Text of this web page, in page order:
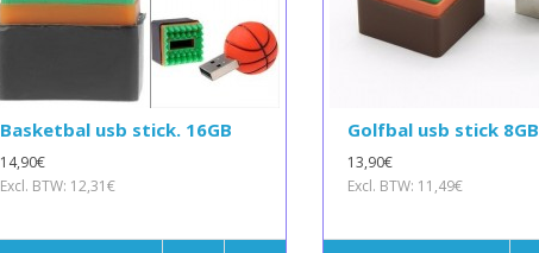
Basketbal usb stick. 16GB
14,90€
Excl. BTW: 12,31€
Golfbal usb stick 8GB
13,90€
Excl. BTW: 11,49€